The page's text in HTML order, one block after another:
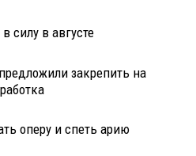
силу в августе
закрепить на
оперу и спеть арию